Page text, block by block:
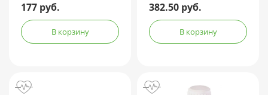
177 руб.
В корзину
382.50 руб.
В корзину